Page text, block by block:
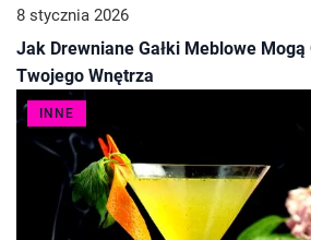
8 stycznia 2026
Jak Drewniane Gałki Meblowe
Twojego Wnętrza
INNE